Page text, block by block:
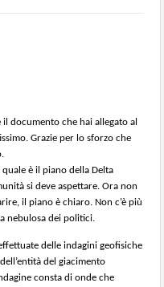
documento che hai allegato al
Grazie per lo sforzo che
è il piano della Delta
si deve aspettare. Ora non
il piano è chiaro. Non c’è più
nebulosa dei politici.
delle indagini geofisiche
del giacimento
consta di onde che